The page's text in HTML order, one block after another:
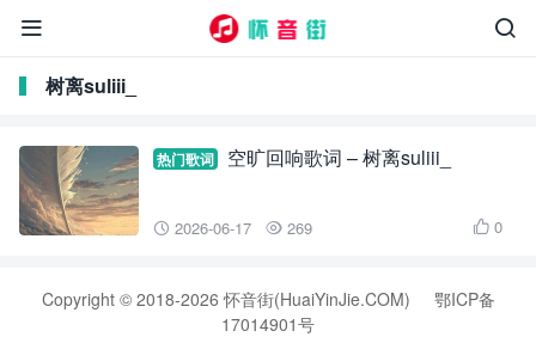


树离suliii_
热门歌词 空旷回响歌词 – 树离suliii_
 2026-06-17  269  0
Copyright © 2018-2026 怀音街(HuaiYinJie.COM)
鄂ICP备
17014901号